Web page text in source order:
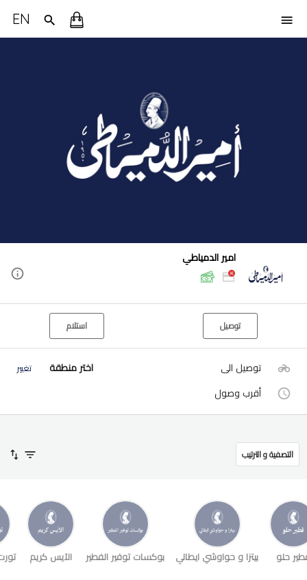
EN
امير الدمياطي
توصيل استلام
توصيل الى اختر منطقة تغيير
أقرب وصول
التصفية و الترتيب
حلو بيتزا و حواوشي ايطالي بوكسات توفير الفطير الآيس كريم